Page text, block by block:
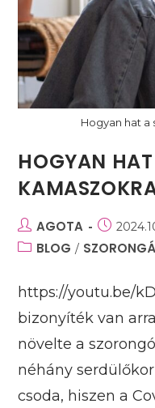
Hogyan hat a
HOGYAN
Post
author:
AGOTA
Post
published:
PostBLOG /
https://youtu.be/
bizonyíték van
növelte a
néhány
csoda, hiszen a